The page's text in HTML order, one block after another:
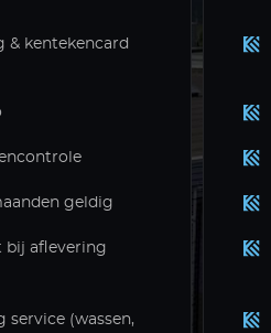
& kentekencard
geldig
aflevering
(wassen,